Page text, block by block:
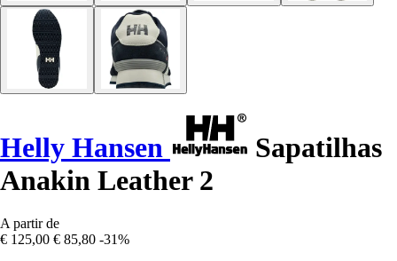
Helly Hansen
Sapatilhas
Anakin Leather 2
A partir de
€ 125,00 € 85,80 -31%